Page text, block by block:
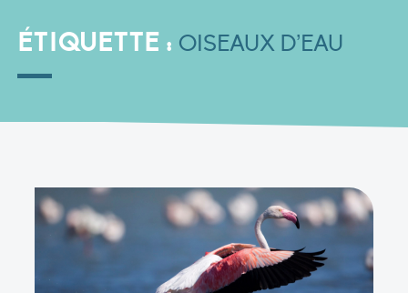
ÉTIQUETTE : OISEAUX D’EAU